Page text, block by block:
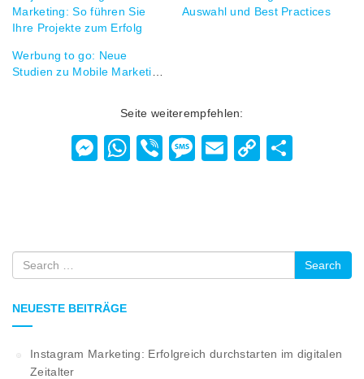
Marketing: So führen Sie
Ihre Projekte zum Erfolg
Auswahl und Best Practices
Werbung to go: Neue
Seite weiterempfehlen:
Messenger
WhatsApp
ViberMessage
EmailCopy
Search
NEUESTE BEITRÄGE
Instagram Marketing: Erfolgreich durchstarten im digitalen
Zeitalter